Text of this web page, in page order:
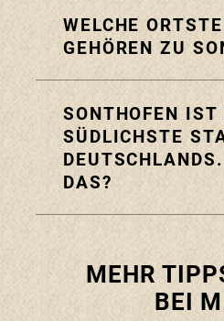
WELCHE
GEHÖREN ZU
SONTHOFEN IST
SÜDLICHSTE
DAS?
MEHR
BEI